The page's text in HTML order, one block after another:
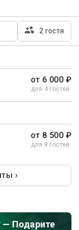
2 гостя
от 6 000 ₽
для 4 гостей
от 8 500 ₽
для 8 гостей
›
— Подарите